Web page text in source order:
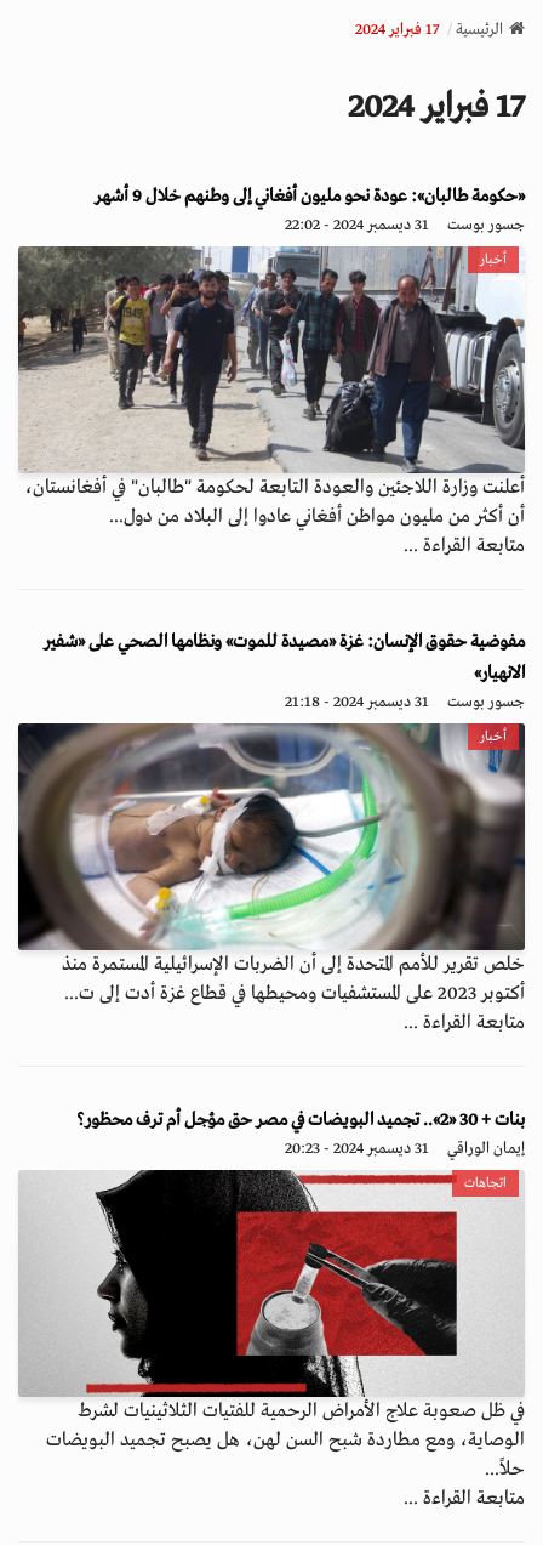
v
a
o
n
الرئيسية 17 فبراير 2024
17 فبراير 2024
«حكومة طالبان»: عودة نحو مليون أفغاني إلى وطنهم خلال 9 أشهر
جسور بوست 31 ديسمبر 2024 - 22:02
أخبار
أعلنت وزارة اللاجئين والعودة التابعة لحكومة "طالبان" في أفغانستان،
أن أكثر من مليون مواطن أفغاني عادوا إلى البلاد من دول...
متابعة القراءة ...
مفوضية حقوق الإنسان: غزة «مصيدة للموت» ونظامها الصحي على «شفير
الانهيار»
جسور بوست 31 ديسمبر 2024 - 21:18
أخبار
خلص تقرير للأمم المتحدة إلى أن الضربات الإسرائيلية المستمرة منذ
أكتوبر 2023 على المستشفيات ومحيطها في قطاع غزة أدت إلى ت...
متابعة القراءة ...
بنات + 30 «2».. تجميد البويضات في مصر حق مؤجل أم ترف محظور؟
إيمان الوراقي 31 ديسمبر 2024 - 20:23
اتجاهات
في ظل صعوبة علاج الأمراض الرحمية للفتيات الثلاثينيات لشرط
الوصاية، ومع مطاردة شبح السن لهن، هل يصبح تجميد البويضات
حلاً...
متابعة القراءة ...